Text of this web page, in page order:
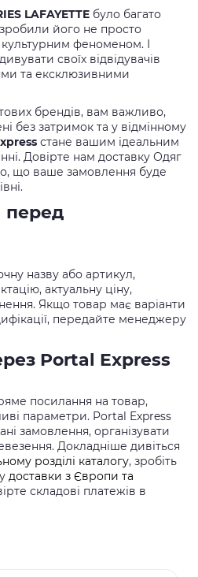
LAFAYETTE було багато
його не просто
феноменом. І
своїх відвідувачів
та ексклюзивними
брендів, вам важливо,
без затримок та у відмінному
стане вашим ідеальним
Довірте нам доставку Одяг
що ваше замовлення буде
перед
назву або артикул,
актуальну ціну,
Якщо товар має варіанти
передайте менеджеру
Portal Express
посилання на товар,
параметри. Portal Express
замовлення, організувати
Докладніше дивіться
розділі каталогу, зробіть
доставки з Європи та
складові платежів в